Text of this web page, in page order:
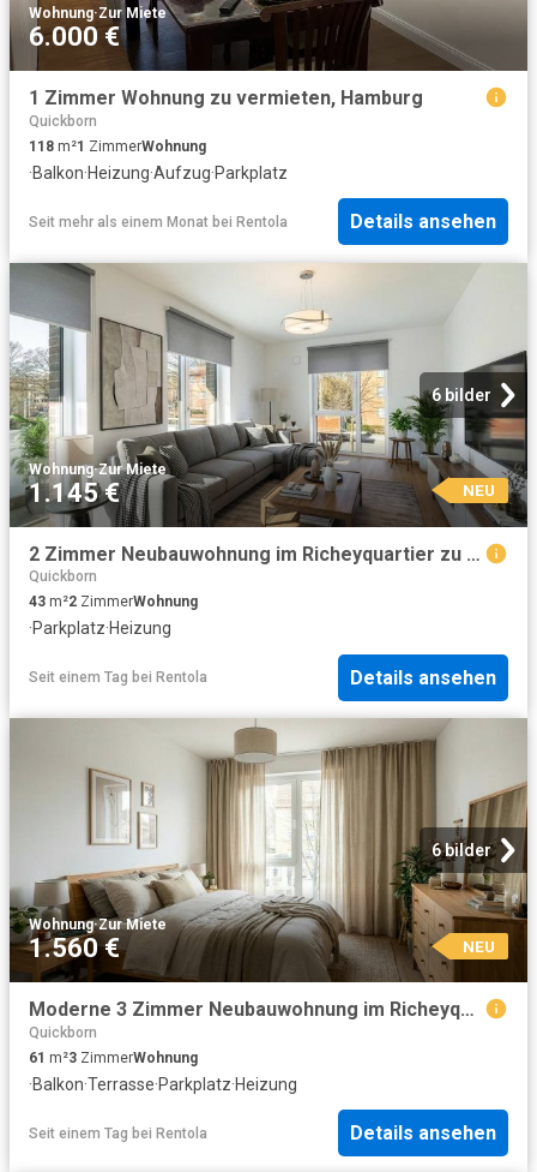
Wohnung·Zur Miete
6.000 €
1 Zimmer Wohnung zu vermieten, Hamburg
Quickborn
118 m²1 ZimmerWohnung
·Balkon·Heizung·Aufzug·Parkplatz
Seit mehr als einem Monat bei Rentola Details ansehen
6 bilder
Wohnung·Zur Miete
1.145 € NEU
2 Zimmer Neubauwohnung im Richeyquartier zu vermieten| GLADIGAU
Quickborn
43 m²2 ZimmerWohnung
·Parkplatz·Heizung
Seit einem Tag bei Rentola Details ansehen
6 bilder
Wohnung·Zur Miete
1.560 € NEU
Moderne 3 Zimmer Neubauwohnung im Richeyquartier zu vermieten!
Quickborn
61 m²3 ZimmerWohnung
·Balkon·Terrasse·Parkplatz·Heizung
Seit einem Tag bei Rentola Details ansehen